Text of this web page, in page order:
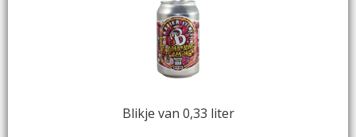
Blikje van 0,33 liter